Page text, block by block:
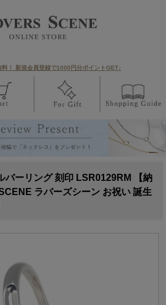
！ 新規会員登録で1000円分ポイントGET♪
バーリング 刻印 LSR0129RM 【納
ラバーズシーン お祝い 誕生